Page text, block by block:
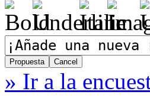
» Ir a la